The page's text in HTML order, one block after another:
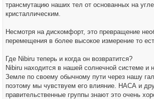
трансмутацию наших тел от основанных на
кристаллическим.
Несмотря на дискомфорт, это превращение
перемещения в более высокое измерение то
Где Nibiru теперь и когда он возвратится?
Nibiru находится в нашей солнечной системе и
Земле по своему обычному пути через нашу
поэтому мы чувствуем его влияние. НАСА и
правительственные группы знают это очень